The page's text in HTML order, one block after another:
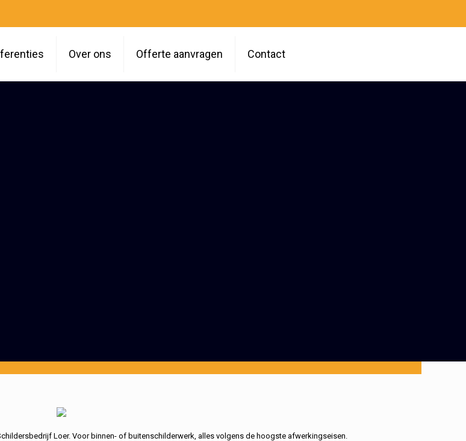
Over ons Offerte aanvragen Contact
Loer. Voor binnen- of buitenschilderwerk, alles volgens de hoogste afwerkingseisen.